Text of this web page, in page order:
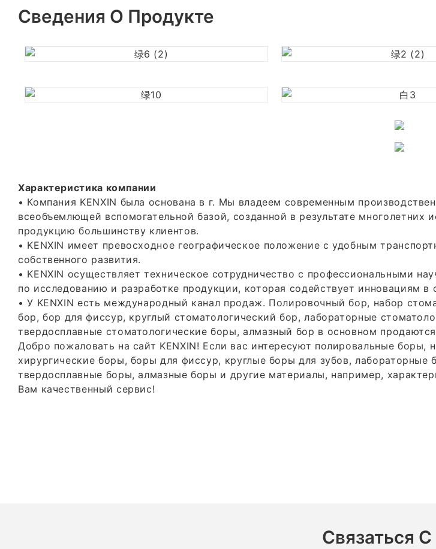
Сведения О Продукте
Характеристика компании
• Компания KENXIN была основана в г. Мы владеем современным
всеобъемлющей вспомогательной базой, созданной в результате
продукцию большинству клиентов.
• KENXIN имеет превосходное географическое положение с удобным
собственного развития.
• KENXIN осуществляет техническое сотрудничество с профессиональными
по исследованию и разработке продукции, которая содействует инновациям
• У KENXIN есть международный канал продаж. Полировочный бор, набор
бор, бор для фиссур, круглый стоматологический бор, лабораторные
твердосплавные стоматологические боры, алмазный бор в основном
Добро пожаловать на сайт KENXIN! Если вас интересуют полировальные боры,
хирургические боры, боры для фиссур, круглые боры для зубов,
твердосплавные боры, алмазные боры и другие материалы, например,
Вам качественный сервис!
Связаться